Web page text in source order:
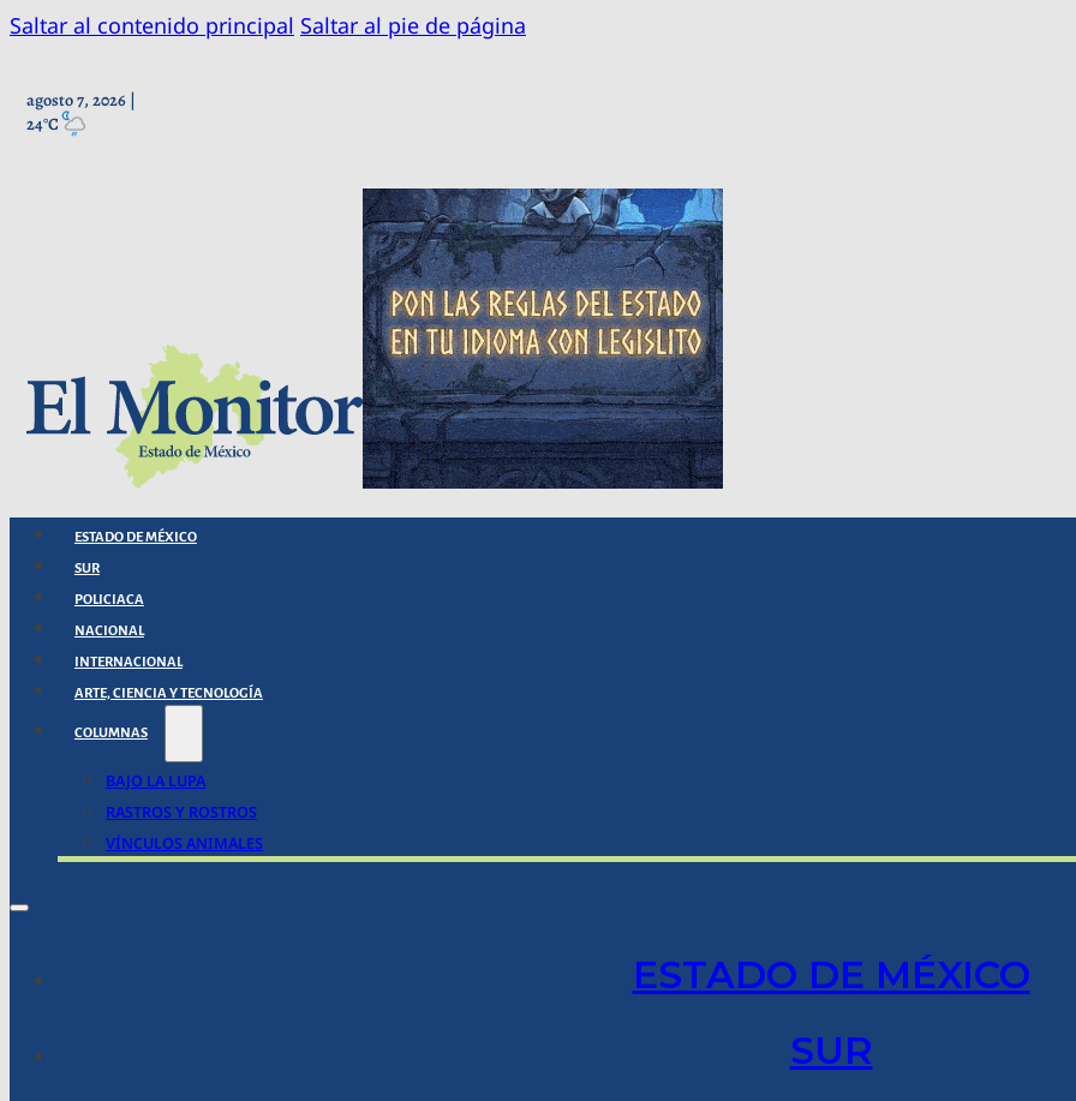
Saltar al contenido principal Saltar al pie de página
agosto 7, 2026 |
24°C
ESTADO DE MÉXICO
SUR
POLICIACA
NACIONAL
INTERNACIONAL
ARTE, CIENCIA Y TECNOLOGÍA
COLUMNAS
BAJO LA LUPA
RASTROS Y ROSTROS
VÍNCULOS ANIMALES
ESTADO DE MÉXICO
SUR